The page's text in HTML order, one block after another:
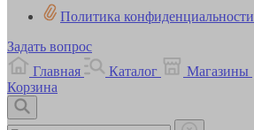
Политика конфиденциальности
Задать вопрос
Главная
Каталог Магазины
Корзина